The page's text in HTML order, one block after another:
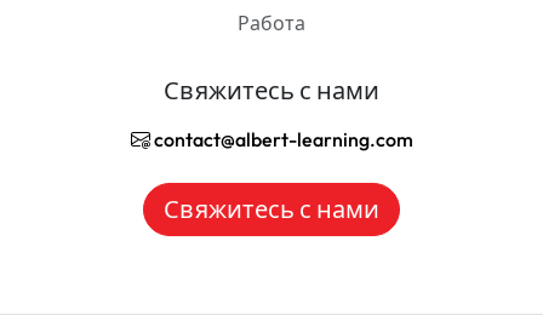
Работа
Свяжитесь с нами
contact@albert-learning.com
Свяжитесь с нами